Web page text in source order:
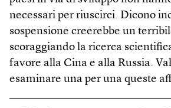
necessari per riuscirci. Dicono
sospensione creerebbe un
scoraggiando la ricerca
favore alla Cina e alla Russia.
esaminare una per una queste